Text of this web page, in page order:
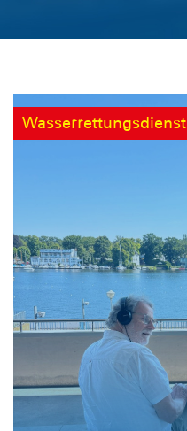
Wasserrettungsdienst